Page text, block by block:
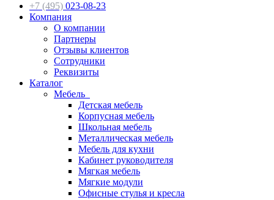
+7 (495) 023-08-23
Компания
О компании
Партнеры
Отзывы клиентов
Сотрудники
Реквизиты
Каталог
Мебель
Детская мебель
Корпусная мебель
Школьная мебель
Металлическая мебель
Мебель для кухни
Кабинет руководителя
Мягкая мебель
Мягкие модули
Офисные стулья и кресла